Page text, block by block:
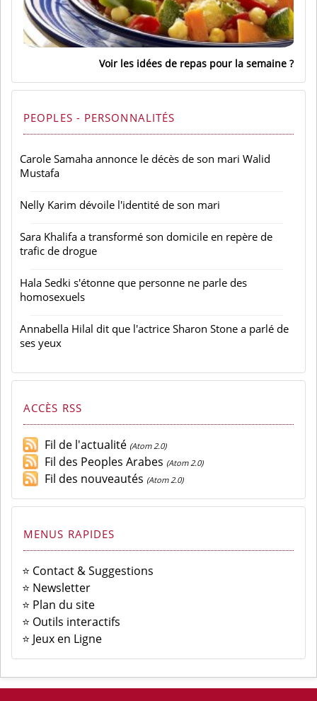
Voir les idées de repas pour la semaine
PEOPLES - PERSONNALITÉS
Carole Samaha annonce le décès de son mari Walid
Mustafa
Nelly Karim dévoile l'identité de son mari
Sara Khalifa a transformé son domicile en repère de
trafic de drogue
Hala Sedki s'étonne que personne ne parle des
homosexuels
Annabella Hilal dit que l'actrice Sharon Stone a parlé de
ses yeux
ACCÈS RSS
Fil de l'actualité (Atom 2.0)
Fil des Peoples Arabes (Atom 2.0)
Fil des nouveautés (Atom 2.0)
MENUS RAPIDES
⭐ Contact & Suggestions
⭐ Newsletter
⭐ Plan du site
⭐ Outils interactifs
⭐ Jeux en Ligne